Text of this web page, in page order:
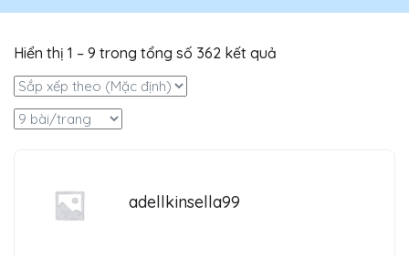
Hiển thị 1 – 9 trong tổng số 362 kết quả
adellkinsella99